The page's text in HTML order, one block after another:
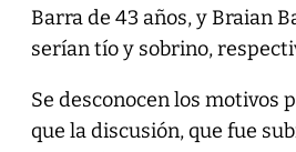
Barra de 43 años, y Braian
serían tío y sobrino,
Se desconocen los motivos
que la discusión, que fue